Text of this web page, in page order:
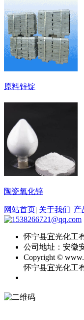
原料锌锭
陶瓷氧化锌
网站首页 关于我们 产
怀宁县宜光化工
公司地址：安徽
Copyright ©
怀宁县宜光化工